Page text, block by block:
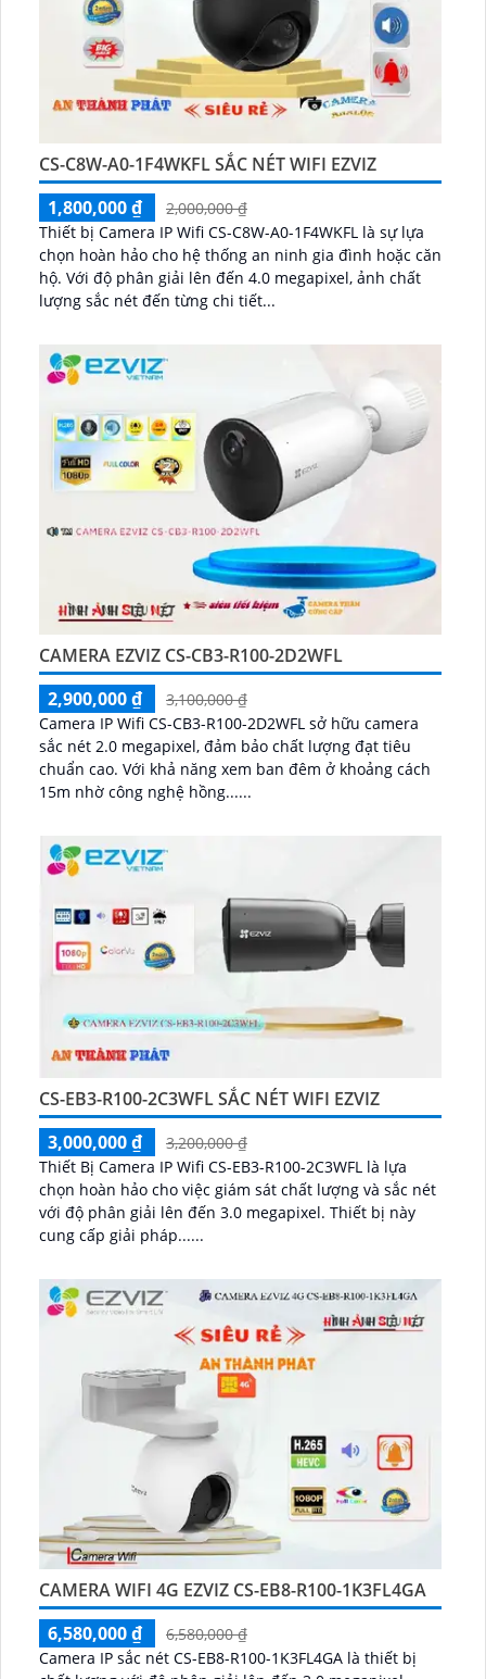
CS-C8W-A0-1F4WKFL SẮC NÉT WIFI EZVIZ
1,800,000 ₫
2,000,000 ₫
Thiết bị Camera IP Wifi CS-C8W-A0-1F4WKFL là sự lựa
chọn hoàn hảo cho hệ thống an ninh gia đình hoặc căn
hộ. Với độ phân giải lên đến 4.0 megapixel, ảnh chất
lượng sắc nét đến từng chi tiết...
CAMERA EZVIZ CS-CB3-R100-2D2WFL
2,900,000 ₫
3,100,000 ₫
Camera IP Wifi CS-CB3-R100-2D2WFL sở hữu camera
sắc nét 2.0 megapixel, đảm bảo chất lượng đạt tiêu
chuẩn cao. Với khả năng xem ban đêm ở khoảng cách
15m nhờ công nghệ hồng......
CS-EB3-R100-2C3WFL SẮC NÉT WIFI EZVIZ
3,000,000 ₫
3,200,000 ₫
Thiết Bị Camera IP Wifi CS-EB3-R100-2C3WFL là lựa
chọn hoàn hảo cho việc giám sát chất lượng và sắc nét
với độ phân giải lên đến 3.0 megapixel. Thiết bị này
cung cấp giải pháp......
CAMERA WIFI 4G EZVIZ CS-EB8-R100-1K3FL4GA
6,580,000 ₫
6,580,000 ₫
Camera IP sắc nét CS-EB8-R100-1K3FL4GA là thiết bị